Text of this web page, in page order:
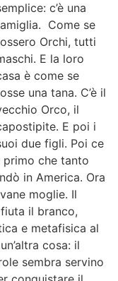
c’è una
Come se
Orchi, tutti
E la loro
è come se
una tana. C’è il
Orco, il
E poi i
due figli. Poi ce
primo che tanto
in America. Ora
moglie. Il
il branco,
e metafisica al
cosa: il
sembra servino